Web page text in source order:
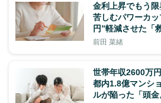
金利上昇でもう
苦しむパワーカ
円”軽減させた「
前田 菜緒
世帯年収2600万
都内1.8億マンシ
ルが陥った「頭